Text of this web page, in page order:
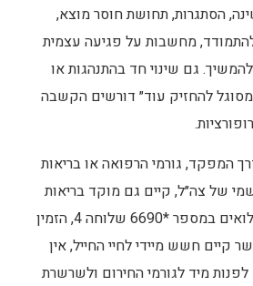
הסתגרות, תחושת חוסר מוצא,
מחשבות על פגיעה עצמית
גם שינוי חד בהתנהגות או
להחזיק עוד״ דורשים הקשבה
המפקד, גורמי הרפואה או בריאות
של צה״ל, קיים גם מוקד בריאות
הנפש לחיילי סדיר ומילואים במספר *6690 שלוחה 4, הזמין
קיים חשש מיידי לחיי החייל, אין
מיד לגורמי החירום ולשרשרת